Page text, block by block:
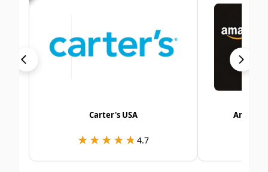
Carter's USA
★★★★★
★★★★★ 4.7
Amazon